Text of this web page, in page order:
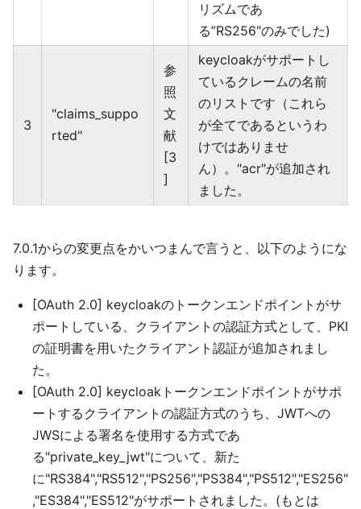
リズムであ
る”RS256"のみでした)
3
"claims_suppo
rted"
参
照
文
献
[3
]
keycloakがサポートし
ているクレームの名前
のリストです（これら
が全てであるというわ
けではありませ
ん）。"acr"が追加され
ました。
7.0.1からの変更点をかいつまんで言うと、以下のようにな
ります。
[OAuth 2.0] keycloakのトークンエンドポイントがサ
ポートしている、クライアントの認証方式として、PKI
の証明書を用いたクライアント認証が追加されまし
た。
[OAuth 2.0] keycloakトークンエンドポイントがサポ
ートするクライアントの認証方式のうち、JWTへの
JWSによる署名を使用する方式であ
る"private_key_jwt"について、新た
に"RS384","RS512","PS256","PS384","PS512","ES256"
,"ES384","ES512"がサポートされました。(もとは